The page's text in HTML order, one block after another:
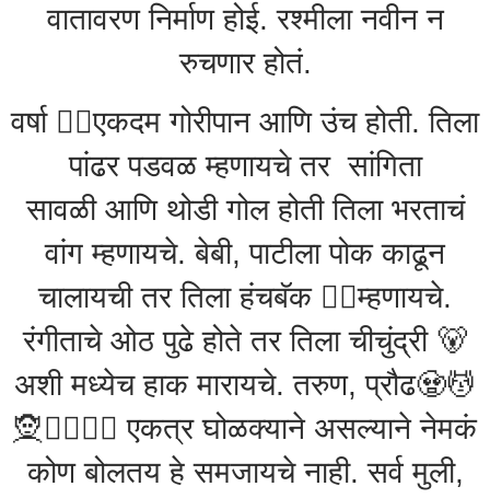
वातावरण निर्माण होई. रश्मीला नवीन न
रुचणार होतं.
वर्षा 🏃‍♀️एकदम गोरीपान आणि उंच होती. तिला
पांढर पडवळ म्हणायचे तर सांगिता
सावळी आणि थोडी गोल होती तिला भरताचं
वांग म्हणायचे. बेबी, पाटीला पोक काढून
चालायची तर तिला हंचबॅक 🕵️‍♀️म्हणायचे.
रंगीताचे ओठ पुढे होते तर तिला चीचुंद्री 🐻
अशी मध्येच हाक मारायचे. तरुण, प्रौढ🧟💆
🧝🧝‍♂️🧖‍♂️ एकत्र घोळक्याने असल्याने नेमकं
कोण बोलतय हे समजायचे नाही. सर्व मुली,